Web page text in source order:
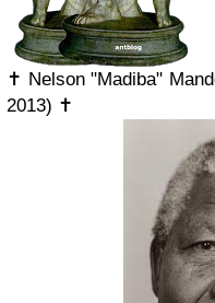
✝ Nelson "Madiba"
2013) ✝